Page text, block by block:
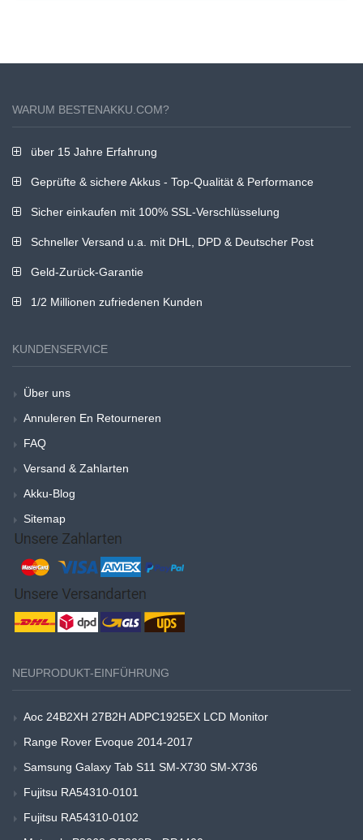
WARUM BESTENAKKU.COM?
über 15 Jahre Erfahrung
Geprüfte & sichere Akkus - Top-Qualität & Performance
Sicher einkaufen mit 100% SSL-Verschlüsselung
Schneller Versand u.a. mit DHL, DPD & Deutscher Post
Geld-Zurück-Garantie
1/2 Millionen zufriedenen Kunden
KUNDENSERVICE
Über uns
Annuleren En Retourneren
FAQ
Versand & Zahlarten
Akku-Blog
Sitemap
NEUPRODUKT-EINFÜHRUNG
Aoc 24B2XH 27B2H ADPC1925EX LCD Monitor
Range Rover Evoque 2014-2017
Samsung Galaxy Tab S11 SM-X730 SM-X736
Fujitsu RA54310-0101
Fujitsu RA54310-0102